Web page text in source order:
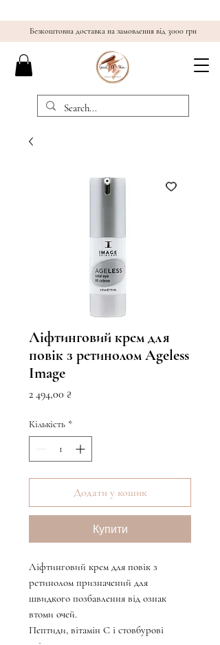
Безкоштовна доставка на замовлення від 3000 грн
Ліфтинговий крем для
повік з ретинолом Ageless
Image
2 494,00 ₴
Кількість *
Додати у кошик
Купити
Ліфтинговий крем для повік з
ретинолом призначений для
швидкого позбавлення від ознак
втоми очей.
Пептиди, вітамін С і стовбурові